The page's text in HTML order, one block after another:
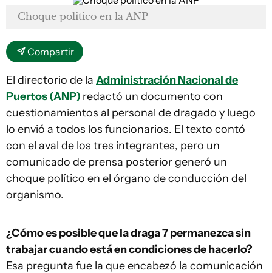
Choque politico en la ANP
Compartir
El directorio de la Administración Nacional de
Puertos (ANP) redactó un documento con
cuestionamientos al personal de dragado y luego
lo envió a todos los funcionarios. El texto contó
con el aval de los tres integrantes, pero un
comunicado de prensa posterior generó un
choque político en el órgano de conducción del
organismo.
¿Cómo es posible que la draga 7 permanezca sin
trabajar cuando está en condiciones de hacerlo?
Esa pregunta fue la que encabezó la comunicación